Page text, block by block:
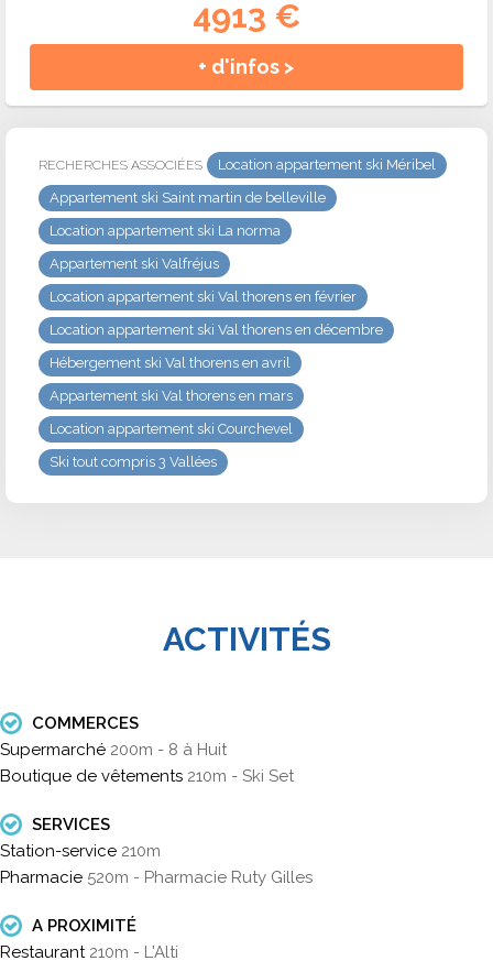
4913 €
+ d'infos >
RECHERCHES ASSOCIÉES
Location appartement ski Méribel
Appartement ski Saint martin de belleville
Location appartement ski La norma
Appartement ski Valfréjus
Location appartement ski Val thorens en février
Location appartement ski Val thorens en décembre
Hébergement ski Val thorens en avril
Appartement ski Val thorens en mars
Location appartement ski Courchevel
Ski tout compris 3 Vallées
ACTIVITÉS
COMMERCES
Supermarché 200m - 8 à Huit
Boutique de vêtements 210m - Ski Set
SERVICES
Station-service 210m
Pharmacie 520m - Pharmacie Ruty Gilles
A PROXIMITÉ
Restaurant 210m - L'Alti